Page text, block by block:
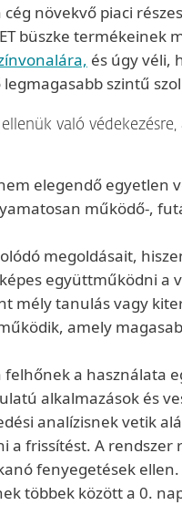
növekvő piaci
büszke termékeinek
és úgy véli,
szintű
való
elegendő egyetlen
működő-,
megoldásait,
együttműködni a
mély tanulás vagy
amely
a használata
alkalmazások és
analízisnek vetik
frissítést. A
fenyegetések ellen.
többek között a 0.